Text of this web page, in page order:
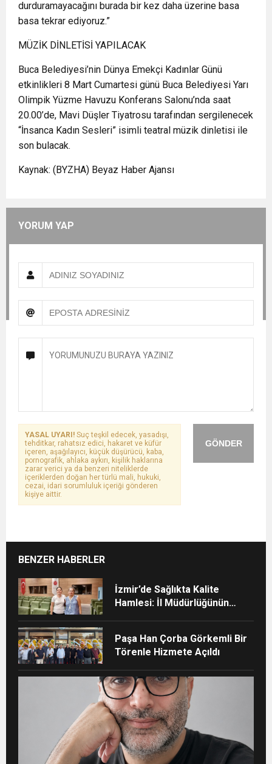
durduramayacağını burada bir kez daha üzerine basa
basa tekrar ediyoruz.”
MÜZİK DİNLETİSİ YAPILACAK
Buca Belediyesi’nin Dünya Emekçi Kadınlar Günü
etkinlikleri 8 Mart Cumartesi günü Buca Belediyesi Yarı
Olimpik Yüzme Havuzu Konferans Salonu’nda saat
20.00’de, Mavi Düşler Tiyatrosu tarafından sergilenecek
“İnsanca Kadın Sesleri” isimli teatral müzik dinletisi ile
son bulacak.
Kaynak: (BYZHA) Beyaz Haber Ajansı
YORUM YAP
GÖNDER
YASAL UYARI! Suç teşkil edecek, yasadışı,
tehditkar, rahatsız edici, hakaret ve küfür
içeren, aşağılayıcı, küçük düşürücü, kaba,
pornografik, ahlaka aykırı, kişilik haklarına
zarar verici ya da benzeri niteliklerde
içeriklerden doğan her türlü mali, hukuki,
cezai, idari sorumluluk içeriği gönderen
kişiye aittir.
BENZER HABERLER
İzmir’de Sağlıkta Kalite
Hamlesi: İl Müdürlüğünün
Paşa Han Çorba Görkemli Bir
Törenle Hizmete Açıldı